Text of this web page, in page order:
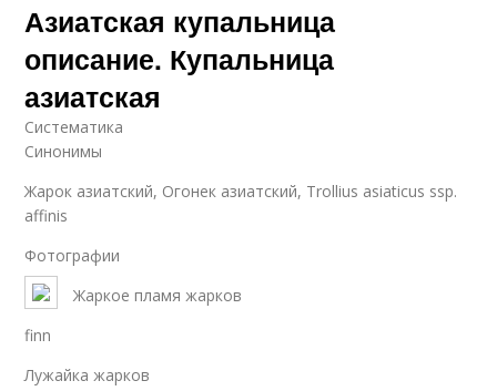
Азиатская купальница
описание. Купальница
азиатская
Систематика
Синонимы
Жарок азиатский, Огонек азиатский, Trollius asiaticus ssp.
affinis
Фотографии
Жаркое пламя жарков
finn
Лужайка жарков